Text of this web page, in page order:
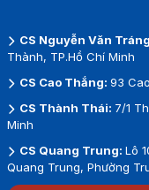
CS Nguyễn Văn
Thành, TP.Hồ Chí Minh
CS Cao Thắng: 93
CS Thành Thái: 7/1
Minh
CS Quang Trung: Lô
Quang Trung, Phường